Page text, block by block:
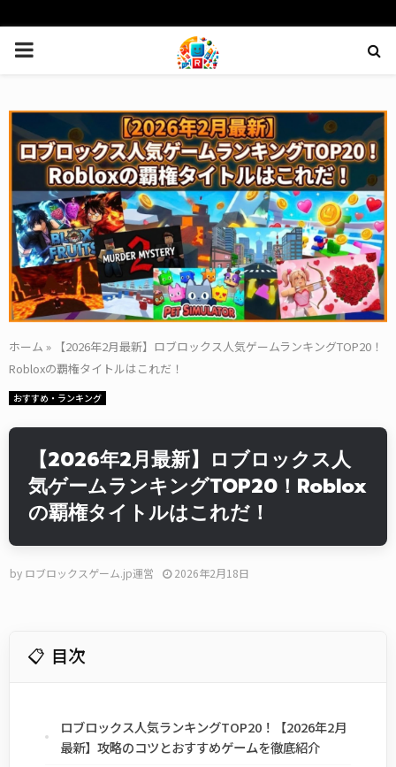
PRIMARY
ホーム »
【2026年2月最新】ロブロックス人気ゲームランキングTOP20！
Robloxの覇権タイトルはこれだ！
おすすめ・ランキング
【2026年2月最新】ロブロックス人
気ゲームランキングTOP20！Roblox
の覇権タイトルはこれだ！
by ロブロックスゲーム.jp運営 2026年2月18日
目次
ロブロックス人気ランキングTOP20！【2026年2月
最新】攻略のコツとおすすめゲームを徹底紹介